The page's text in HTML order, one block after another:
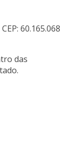
60.165.068
das